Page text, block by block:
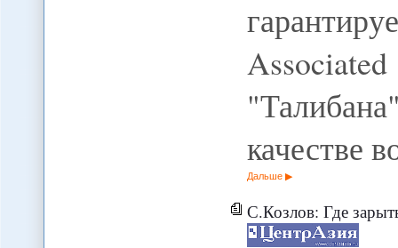
качестве
Дальше
С.Козлов: Где